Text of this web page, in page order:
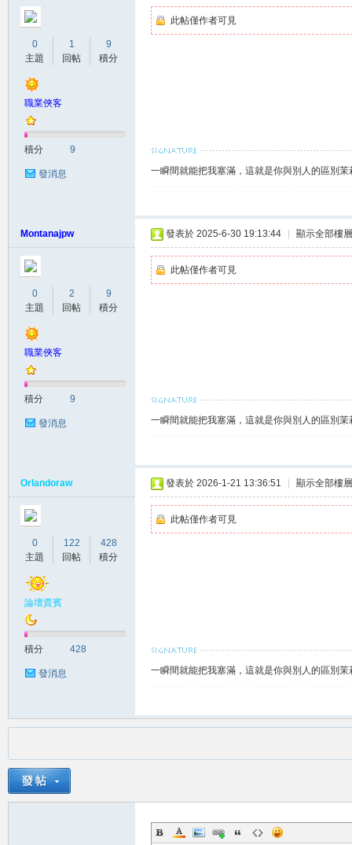
兼
0
主題
1
回帖
9
積分
職業俠客
積分 9
發消息
此帖僅作者可見
一瞬間就能把我塞滿，這就是你與別人的區別茉
Montanajpw
0
主題
2
回帖
9
積分
職業俠客
積分 9
發消息
發表於 2025-6-30 19:13:44 顯示全部樓層
此帖僅作者可見
一瞬間就能把我塞滿，這就是你與別人的區別茉
Orlandoraw
0
主題
122
回帖
428
積分
論壇貴賓
積分 428
發消息
發表於 2026-1-21 13:36:51 顯示全部樓層
此帖僅作者可見
一瞬間就能把我塞滿，這就是你與別人的區別茉